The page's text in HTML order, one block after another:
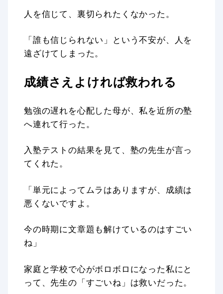
人を信じて、裏切られたくなかった。
「誰も信じられない」という不安が、人を
遠ざけてしまった。
成績さえよければ救われる
勉強の遅れを心配した母が、私を近所の塾
へ連れて行った。
入塾テストの結果を見て、塾の先生が言っ
てくれた。
「単元によってムラはありますが、成績は
悪くないですよ。
今の時期に文章題も解けているのはすごい
ね」
家庭と学校で心がボロボロになった私にと
って、先生の「すごいね」は救いだった。